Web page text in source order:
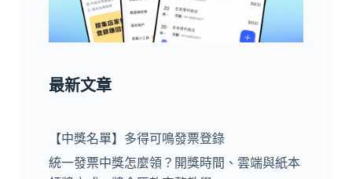
最新文章
【中獎名單】多得可鳴發票登錄
統一發票中獎怎麼領？開獎時間、雲端與紙本